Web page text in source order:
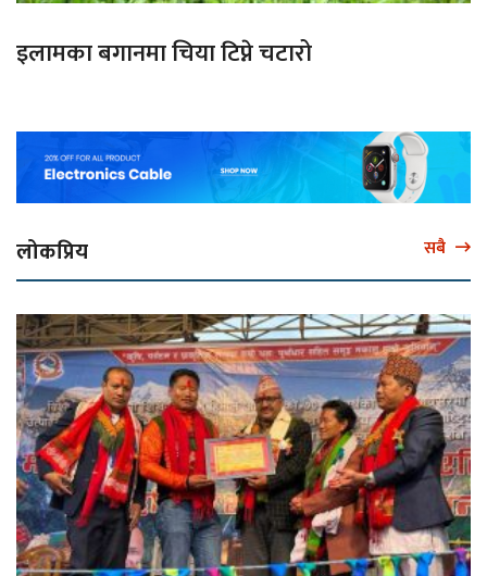
इलामका बगानमा चिया टिप्ने चटारो
लोकप्रिय सबै